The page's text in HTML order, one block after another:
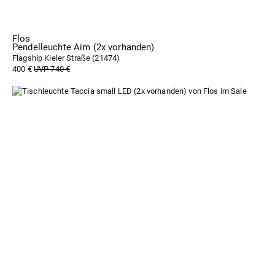
Flos
Pendelleuchte Aim (2x vorhanden)
Flagship Kieler Straße (21474)
400 €UVP 740 €